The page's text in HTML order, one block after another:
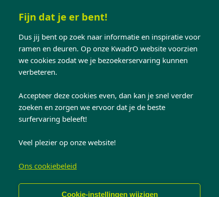
Fijn dat je er bent!
Dus jij bent op zoek naar informatie en inspiratie voor
ramen en deuren. Op onze KwadrO website voorzien
we cookies zodat we je bezoekerservaring kunnen
verbeteren.
Accepteer deze cookies even, dan kan je snel verder
zoeken en zorgen we ervoor dat je de beste
surfervaring beleeft!
Veel plezier op onze website!
Ons cookiebeleid
Cookie-instellingen wijzigen
Flexibel werken
Geen baas die over je schouder staat mee te
kijken, de tijd kunnen nemen om ’s middags een
frietje te halen, sneller doorwerken om ’s avonds
tijdig het werk te beëindigen,… Klinkt als een
droom? Bij KwadrO is dit werkelijkheid!
Ferm gerief
van onze klanten. Daarvoor heb je natuurlijk de
juiste tools nodig. We zorgen ervoor dat je